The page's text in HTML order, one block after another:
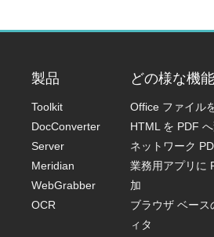
製品
Toolkit
DocConverter
Server
Meridian
WebGrabber
OCR
どの様な機
Office ファイル
HTML を PDF
ネットワーク
業務用アプリに
加
ブラウザ ベー
ィタ